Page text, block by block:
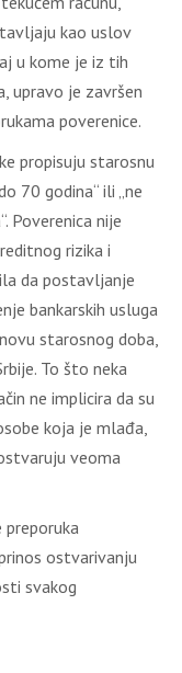
kao uslov
u kome je iz tih
upravo je završen
poverenice.
propisuju starosnu
70 godina“ ili „ne
Poverenica nije
rizika i
da postavljanje
bankarskih usluga
starosnog doba,
To što neka
ne implicira da su
koja je mlađa,
veoma
ostvarivanju
svakog